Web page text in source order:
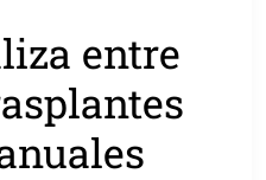
entre